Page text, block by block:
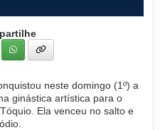
neste domingo (1º) a
ginástica artística para o
Ela venceu no salto e